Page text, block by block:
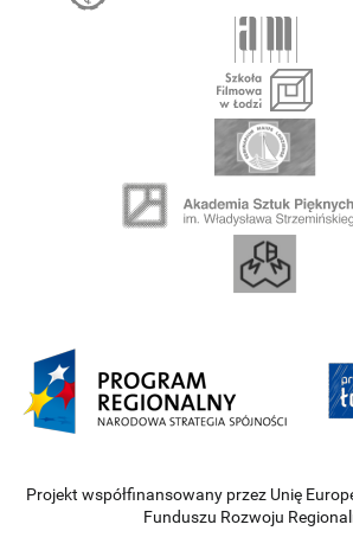
Projekt współfinansowany przez Unię
Funduszu Rozwoju